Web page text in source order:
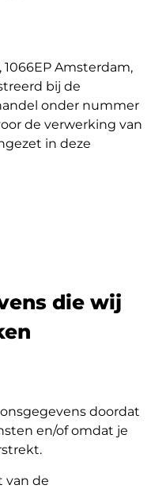
1066EP Amsterdam,
bij de
onder nummer
de verwerking van
in deze
die wij
doordat
en/of omdat je
van de